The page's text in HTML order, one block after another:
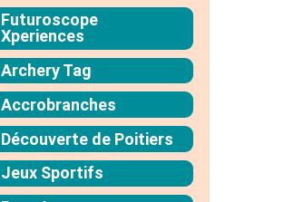
Futuroscope
Xperiences
Archery Tag
Accrobranches
Découverte de Poitiers
Jeux Sportifs